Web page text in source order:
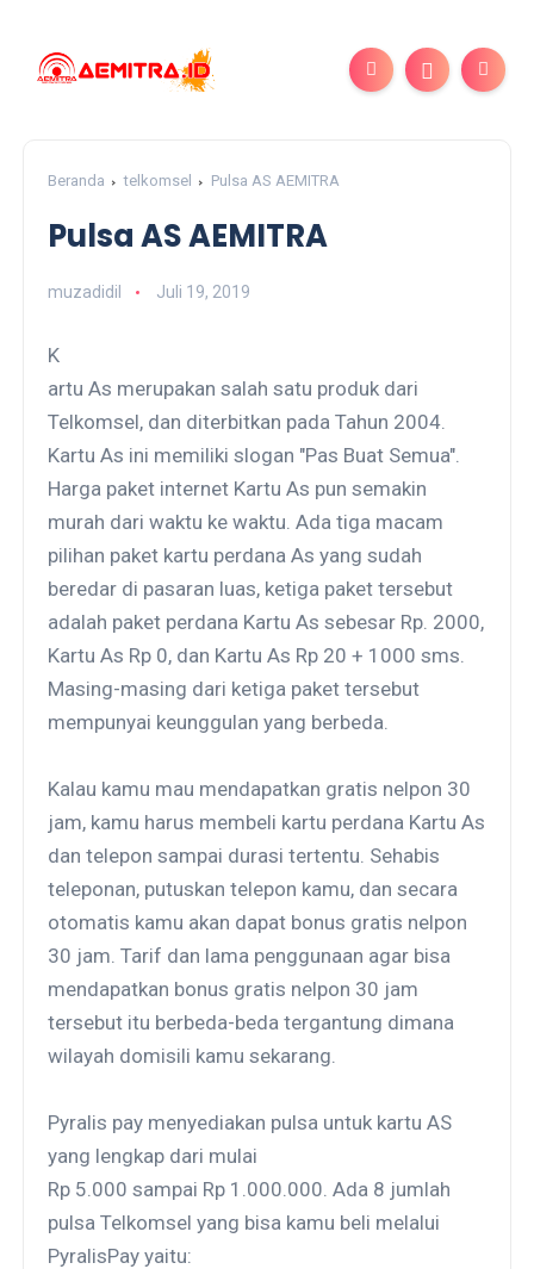
Beranda telkomsel Pulsa AS AEMITRA
Pulsa AS AEMITRA
muzadidil Juli 19, 2019
K
artu As merupakan salah satu produk dari
Telkomsel, dan diterbitkan pada Tahun 2004.
Kartu As ini memiliki slogan "Pas Buat Semua".
Harga paket internet Kartu As pun semakin
murah dari waktu ke waktu. Ada tiga macam
pilihan paket kartu perdana As yang sudah
beredar di pasaran luas, ketiga paket tersebut
adalah paket perdana Kartu As sebesar Rp. 2000,
Kartu As Rp 0, dan Kartu As Rp 20 + 1000 sms.
Masing-masing dari ketiga paket tersebut
mempunyai keunggulan yang berbeda.
Kalau kamu mau mendapatkan gratis nelpon 30
jam, kamu harus membeli kartu perdana Kartu As
dan telepon sampai durasi tertentu. Sehabis
teleponan, putuskan telepon kamu, dan secara
otomatis kamu akan dapat bonus gratis nelpon
30 jam. Tarif dan lama penggunaan agar bisa
mendapatkan bonus gratis nelpon 30 jam
tersebut itu berbeda-beda tergantung dimana
wilayah domisili kamu sekarang.
Pyralis pay menyediakan pulsa untuk kartu AS
yang lengkap dari mulai
Rp 5.000 sampai Rp 1.000.000. Ada 8 jumlah
pulsa Telkomsel yang bisa kamu beli melalui
PyralisPay yaitu: